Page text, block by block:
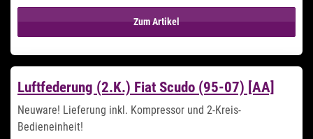
Zum Artikel
Luftfederung (2.K.) Fiat Scudo (95-07) [AA]
Neuware! Lieferung inkl. Kompressor und 2-Kreis-
Bedieneinheit!